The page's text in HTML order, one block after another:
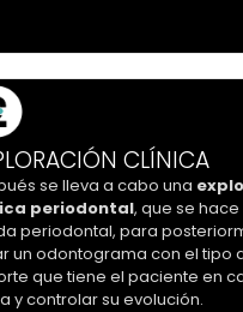
CLÍNICA
se lleva a cabo una
periodontal, que se
periodontal, para
un odontograma con el tipo
que tiene el paciente en
y controlar su evolución.
se lleva a cabo una
periodontal, que se hace
periodontal, para
un odontograma con el tipo
que tiene el paciente en
y controlar su evolución.